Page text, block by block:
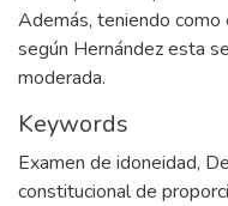
Además, teniendo
según Hernández esta
moderada.
Keywords
Examen de idoneidad,
constitucional de